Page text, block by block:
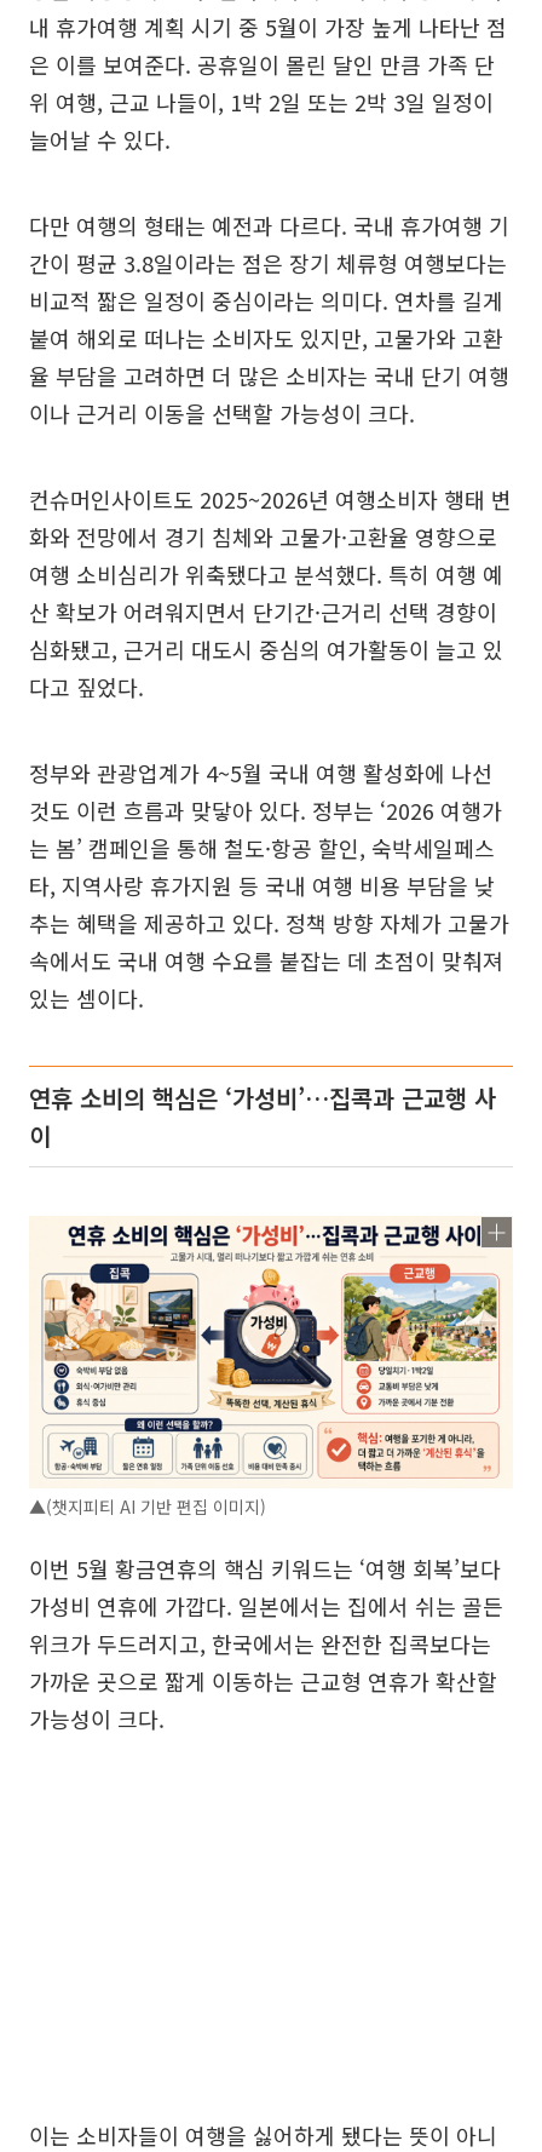
내 휴가여행 계획 시기 중 5월이 가장 높게 나타난 점
은 이를 보여준다. 공휴일이 몰린 달인 만큼 가족 단
위 여행, 근교 나들이, 1박 2일 또는 2박 3일 일정이
늘어날 수 있다.
다만 여행의 형태는 예전과 다르다. 국내 휴가여행 기
간이 평균 3.8일이라는 점은 장기 체류형 여행보다는
비교적 짧은 일정이 중심이라는 의미다. 연차를 길게
붙여 해외로 떠나는 소비자도 있지만, 고물가와 고환
율 부담을 고려하면 더 많은 소비자는 국내 단기 여행
이나 근거리 이동을 선택할 가능성이 크다.
컨슈머인사이트도 2025~2026년 여행소비자 행태 변
화와 전망에서 경기 침체와 고물가·고환율 영향으로
여행 소비심리가 위축됐다고 분석했다. 특히 여행 예
산 확보가 어려워지면서 단기간·근거리 선택 경향이
심화됐고, 근거리 대도시 중심의 여가활동이 늘고 있
다고 짚었다.
정부와 관광업계가 4~5월 국내 여행 활성화에 나선
것도 이런 흐름과 맞닿아 있다. 정부는 ‘2026 여행가
는 봄’ 캠페인을 통해 철도·항공 할인, 숙박세일페스
타, 지역사랑 휴가지원 등 국내 여행 비용 부담을 낮
추는 혜택을 제공하고 있다. 정책 방향 자체가 고물가
속에서도 국내 여행 수요를 붙잡는 데 초점이 맞춰져
있는 셈이다.
연휴 소비의 핵심은 ‘가성비’…집콕과 근교행 사
이
▲(챗지피티 AI 기반 편집 이미지)
이번 5월 황금연휴의 핵심 키워드는 ‘여행 회복’보다
가성비 연휴에 가깝다. 일본에서는 집에서 쉬는 골든
위크가 두드러지고, 한국에서는 완전한 집콕보다는
가까운 곳으로 짧게 이동하는 근교형 연휴가 확산할
가능성이 크다.
이는 소비자들이 여행을 싫어하게 됐다는 뜻이 아니